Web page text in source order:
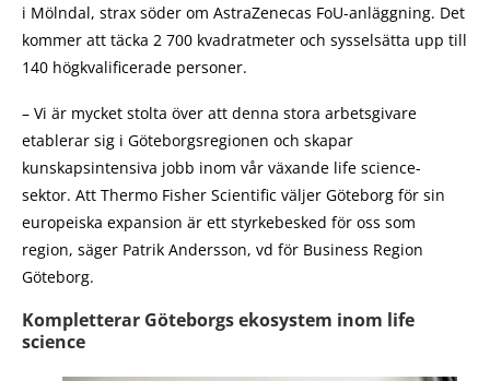
i Mölndal, strax söder om AstraZenecas FoU-anläggning. Det
kommer att täcka 2 700 kvadratmeter och sysselsätta upp till
140 högkvalificerade personer.
– Vi är mycket stolta över att denna stora arbetsgivare
etablerar sig i Göteborgsregionen och skapar
kunskapsintensiva jobb inom vår växande life science-
sektor. Att Thermo Fisher Scientific väljer Göteborg för sin
europeiska expansion är ett styrkebesked för oss som
region, säger Patrik Andersson, vd för Business Region
Göteborg.
Kompletterar Göteborgs ekosystem inom life
science